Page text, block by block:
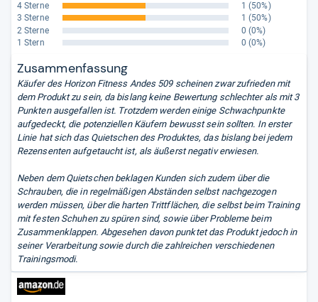
4 Sterne
1 (50%)
3 Sterne
1 (50%)
2 Sterne
0 (0%)
1 Stern
0 (0%)
Zusammenfassung
Käufer des Horizon Fitness Andes 509 scheinen zwar zufrieden mit
dem Produkt zu sein, da bislang keine Bewertung schlechter als mit 3
Punkten ausgefallen ist. Trotzdem werden einige Schwachpunkte
aufgedeckt, die potenziellen Käufern bewusst sein sollten. In erster
Linie hat sich das Quietschen des Produktes, das bislang bei jedem
Rezensenten aufgetaucht ist, als äußerst negativ erwiesen.
Neben dem Quietschen beklagen Kunden sich zudem über die
Schrauben, die in regelmäßigen Abständen selbst nachgezogen
werden müssen, über die harten Trittflächen, die selbst beim Training
mit festen Schuhen zu spüren sind, sowie über Probleme beim
Zusammenklappen. Abgesehen davon punktet das Produkt jedoch in
seiner Verarbeitung sowie durch die zahlreichen verschiedenen
Trainingsmodi.